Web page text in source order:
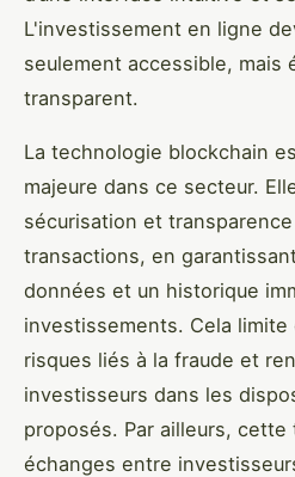
L'investissement en ligne
seulement accessible, mais
transparent.
La technologie blockchain
majeure dans ce secteur.
sécurisation et
transactions, en
données et un historique
investissements. Cela
risques liés à la fraude et
investisseurs dans les
proposés. Par ailleurs,
échanges entre